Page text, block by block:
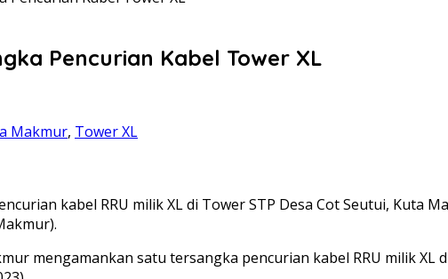
Pencurian Kabel Tower XL
Makmur, Tower XL
kabel RRU milik XL di Tower STP Desa Cot Seutui, Kuta
mengamankan satu tersangka pencurian kabel RRU milik XL